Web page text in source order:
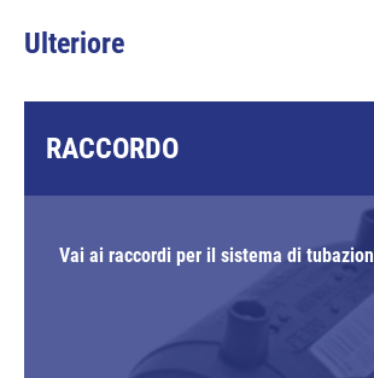
Ulteriore
RACCORDO
Vai ai raccordi per il sistema di tubazioni